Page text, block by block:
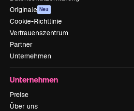
Originale Neu
Cookie-Richtlinie
Vertrauenszentrum
Partner
Unternehmen
Unternehmen
Preise
Über uns